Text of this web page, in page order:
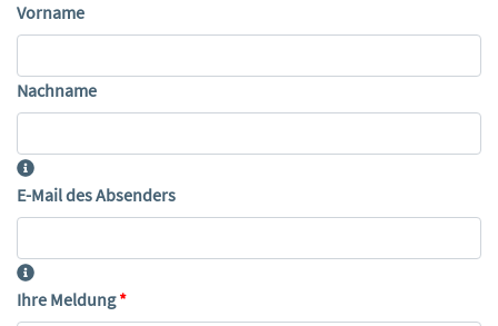
Vorname
Nachname
E-Mail des Absenders
Ihre Meldung